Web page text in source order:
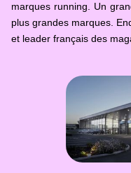
marques running. Un
plus grandes marques.
et leader français des